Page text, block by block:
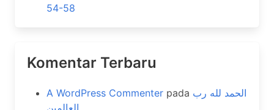
54-58
Komentar Terbaru
A WordPress Commenter pada الحمد لله رب
العالمين